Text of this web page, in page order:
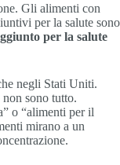
Gli alimenti con
per la salute sono
per la salute
negli Stati Uniti.
sono tutto.
o “alimenti per il
mirano a un